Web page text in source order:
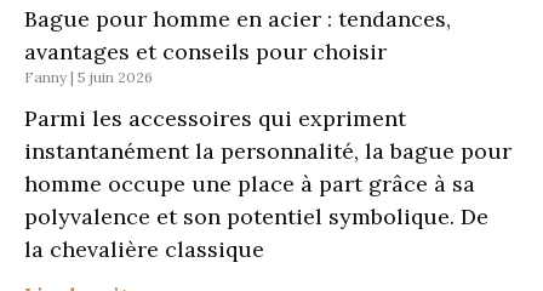
Bague pour homme en acier : tendances,
avantages et conseils pour choisir
Fanny 5 juin 2026
Parmi les accessoires qui expriment
instantanément la personnalité, la bague pour
homme occupe une place à part grâce à sa
polyvalence et son potentiel symbolique. De
la chevalière classique